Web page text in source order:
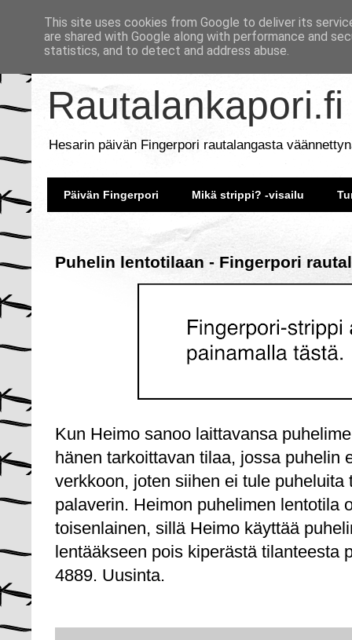
Rautalankapori.fi
Hesarin päivän Fingerpori rautalangasta
Päivän Fingerpori Mikä strippi? -visailu
Puhelin lentotilaan - Fingerpori
Kun Heimo sanoo laittavansa
hänen tarkoittavan tilaa, jossa puhelin
verkkoon, joten siihen ei tule puheluita
palaverin. Heimon puhelimen lentotila
toisenlainen, sillä Heimo käyttää
lentääkseen pois kiperästä tilanteesta
4889. Uusinta.
This site uses cookies from Google to deliver its
are shared with Google along with performance and
statistics, and to detect and address abuse.